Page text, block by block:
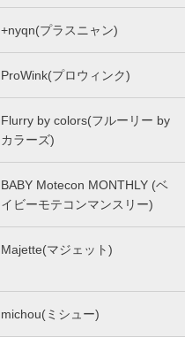
+nyqn(プラスニャン)
ProWink(プロウィンク)
Flurry by colors(フルーリー by
カラーズ)
BABY Motecon MONTHLY (ベ
イビーモテコンマンスリー)
Majette(マジェット)
michou(ミシュー)